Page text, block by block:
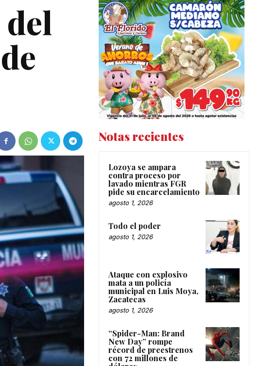
Notas recientes
Lozoya se ampara
contra proceso por
lavado mientras FGR
pide su encarcelamiento
agosto 1, 2026
Todo el poder
agosto 1, 2026
Ataque con explosivo
mata a un policía
municipal en Luis Moya,
Zacatecas
agosto 1, 2026
“Spider-Man: Brand
New Day” rompe
récord de preestrenos
con 72 millones de